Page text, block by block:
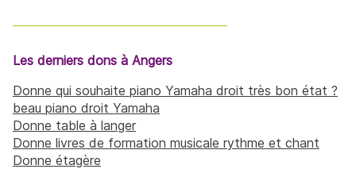
Les derniers dons à Angers
Donne qui souhaite piano Yamaha droit très bon état ?
beau piano droit Yamaha
Donne table à langer
Donne livres de formation musicale rythme et chant
Donne étagère